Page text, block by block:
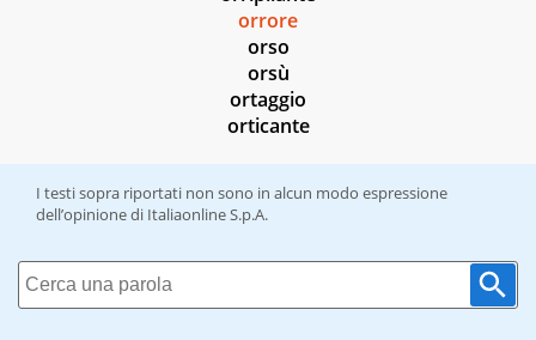
orrore
orso
orsù
ortaggio
orticante
I testi sopra riportati non sono in alcun modo espressione
dell’opinione di Italiaonline S.p.A.